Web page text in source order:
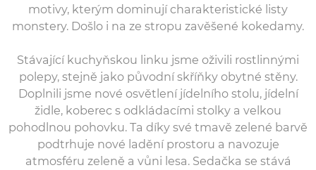
motivy, kterým dominují charakteristické listy
monstery. Došlo i na ze stropu zavěšené kokedamy.
Stávající kuchyňskou linku jsme oživili rostlinnými
polepy, stejně jako původní skříňky obytné stěny.
Doplnili jsme nové osvětlení jídelního stolu, jídelní
židle, koberec s odkládacími stolky a velkou
pohodlnou pohovku. Ta díky své tmavě zelené barvě
podtrhuje nové ladění prostoru a navozuje
atmosféru zeleně a vůni lesa. Sedačka se stává